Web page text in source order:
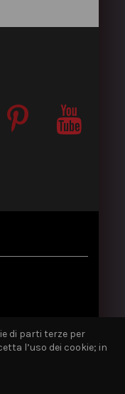
di parti terze per
l’uso dei cookie; in